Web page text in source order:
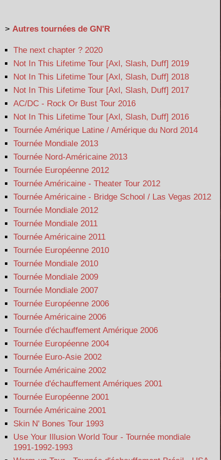
> Autres tournées de GN'R
The next chapter ? 2020
Not In This Lifetime Tour [Axl, Slash, Duff] 2019
Not In This Lifetime Tour [Axl, Slash, Duff] 2018
Not In This Lifetime Tour [Axl, Slash, Duff] 2017
AC/DC - Rock Or Bust Tour 2016
Not In This Lifetime Tour [Axl, Slash, Duff] 2016
Tournée Amérique Latine / Amérique du Nord 2014
Tournée Mondiale 2013
Tournée Nord-Américaine 2013
Tournée Européenne 2012
Tournée Américaine - Theater Tour 2012
Tournée Américaine - Bridge School / Las Vegas 2012
Tournée Mondiale 2012
Tournée Mondiale 2011
Tournée Américaine 2011
Tournée Européenne 2010
Tournée Mondiale 2010
Tournée Mondiale 2009
Tournée Mondiale 2007
Tournée Européenne 2006
Tournée Américaine 2006
Tournée d'échauffement Amérique 2006
Tournée Européenne 2004
Tournée Euro-Asie 2002
Tournée Américaine 2002
Tournée d'échauffement Amériques 2001
Tournée Européenne 2001
Tournée Américaine 2001
Skin N' Bones Tour 1993
Use Your Illusion World Tour - Tournée mondiale
1991-1992-1993